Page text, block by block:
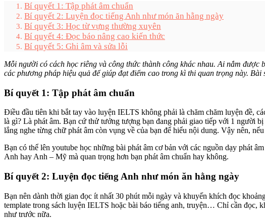
Bí quyết 1: Tập phát âm chuẩn
Bí quyết 2: Luyện đọc tiếng Anh như món ăn hằng ngày
Bí quyết 3: Học từ vựng thường xuyên
Bí quyết 4: Đọc báo nâng cao kiến thức
Bí quyết 5: Ghi âm và sửa lỗi
Mỗi người có cách học riêng và công thức thành công khác nhau. Ai nắm
các phương pháp hiệu quả để giúp đạt điểm cao trong kì thi quan trọng này.
Bí quyết 1: Tập phát âm chuẩn
Điều đầu tiên khi bắt tay vào luyện IELTS không phải là chăm chăm luyện đề,
là gì? Là phát âm. Bạn cứ thử tưởng tượng bạn đang phải giao tiếp với 1 người
lắng nghe từng chữ phát âm còn vụng về của bạn để hiểu nội dung. Vậy nên,
Bạn có thể lên youtube học những bài phát âm cơ bản với các nguồn dạy phát
Anh hay Anh – Mỹ mà quan trọng hơn bạn phát âm chuẩn hay không.
Bí quyết 2: Luyện đọc tiếng Anh như món ăn hằng ngày
Bạn nên dành thời gian đọc ít nhất 30 phút mỗi ngày và khuyến khích đọc
template trong sách luyện IELTS hoặc bài báo tiếng anh, truyện… Chỉ cần đọc,
như trước nữa.